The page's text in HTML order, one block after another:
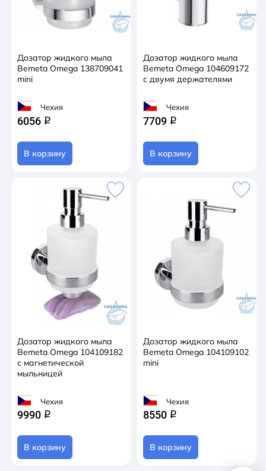
Дозатор жидкого мыла
Bemeta Omega 138709041
mini
Чехия
6056 q
В корзину
Дозатор жидкого мыла
Bemeta Omega 104609172
с двумя держателями
Чехия
7709 q
В корзину
Дозатор жидкого мыла
Bemeta Omega 104109182
с магнетической
мыльницей
Чехия
9990 q
В корзину
Дозатор жидкого мыла
Bemeta Omega 104109102
mini
Чехия
8550 q
В корзину